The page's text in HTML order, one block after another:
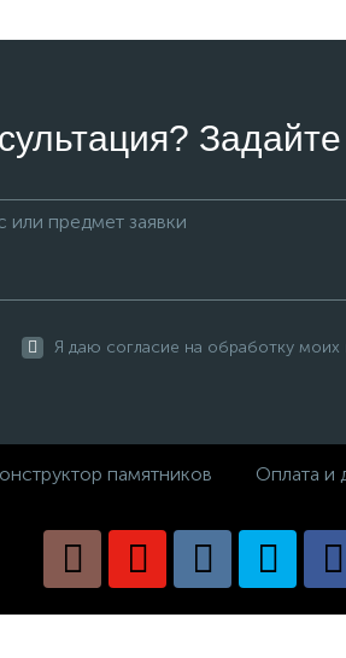
Я даю согласие на обработку моих
памятников Оплата и